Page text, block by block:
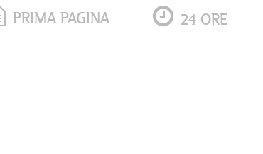
PRIMA PAGINA 24 ORE